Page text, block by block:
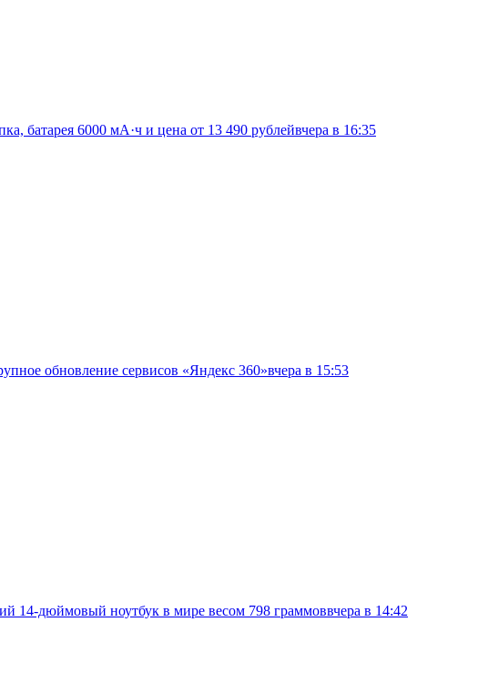
батарея 6000 мА·ч и цена от 13 490 рублейвчера в 16:35
обновление сервисов «Яндекс 360»вчера в 15:53
14-дюймовый ноутбук в мире весом 798 граммоввчера в 14:42